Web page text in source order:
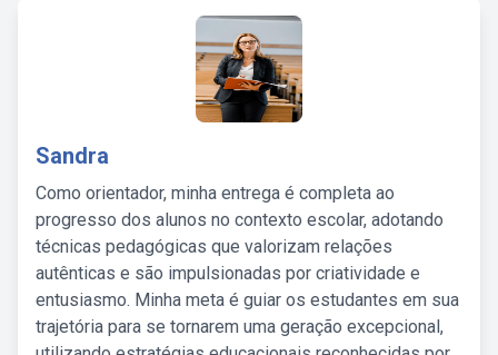
Sandra
Como orientador, minha entrega é completa ao
progresso dos alunos no contexto escolar, adotando
técnicas pedagógicas que valorizam relações
autênticas e são impulsionadas por criatividade e
entusiasmo. Minha meta é guiar os estudantes em sua
trajetória para se tornarem uma geração excepcional,